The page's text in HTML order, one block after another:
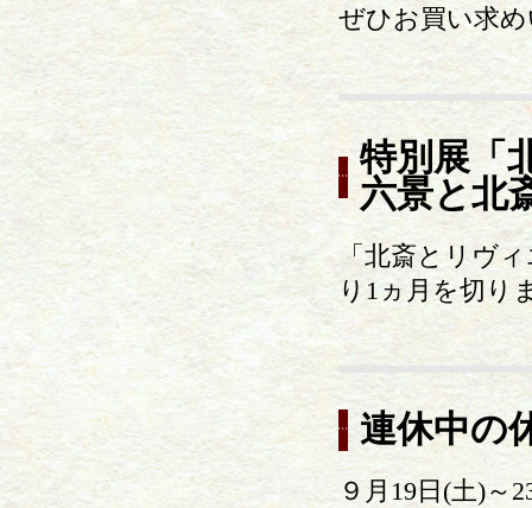
ぜひお買い求
特別展「
六景と北
「北斎とリヴ
り1ヵ月を切り
連休中の
９月19日(土)～